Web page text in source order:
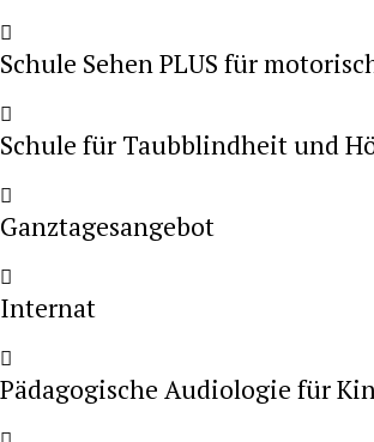
Schule Sehen PLUS für
Schule für Taubblindheit und
Ganztagesangebot
Internat
Pädagogische Audiologie für